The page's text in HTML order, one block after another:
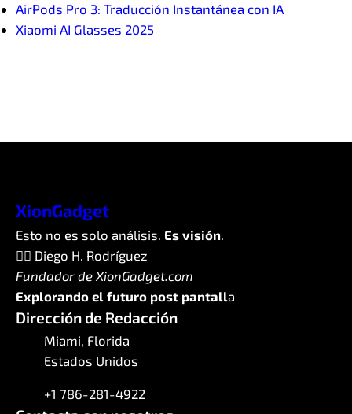
AirPods Pro 3: Traducción Instantánea con IA
Xiaomi AI Glasses 2025
XionGadget
Esto no es solo análisis. Es visión.
✍🏼 Diego H. Rodríguez
Fundador de XionGadget.com
Explorando el futuro post pantalla
Dirección de Redacción
Miami, Florida
Estados Unidos
+1 786-281-4922